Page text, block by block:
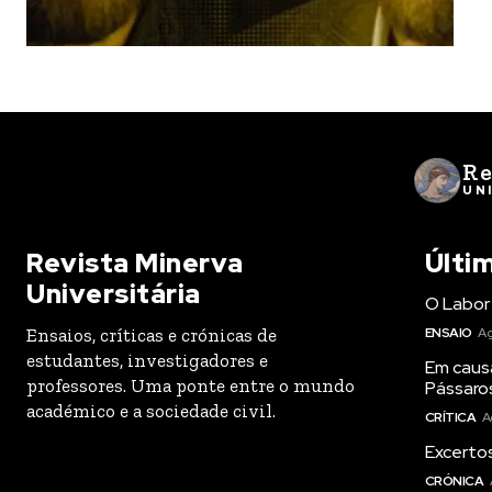
Revista Minerva
Universitária
Ensaios, críticas e crónicas de
estudantes, investigadores e
professores. Uma ponte entre o mundo
académico e a sociedade civil.
O
ENSAIO
Em
CRÍTICA
CRÓNICA